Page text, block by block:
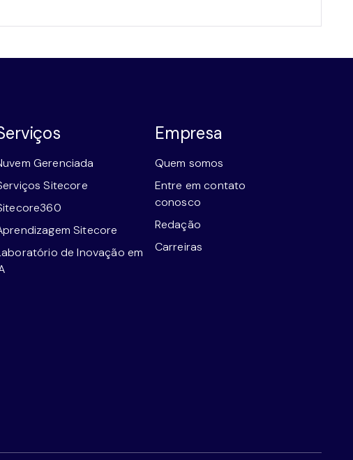
Gerenciada
Sitecore
Sitecore
de Inovação em
Empresa
Quem somos
Entre em contato
conosco
Redação
Carreiras